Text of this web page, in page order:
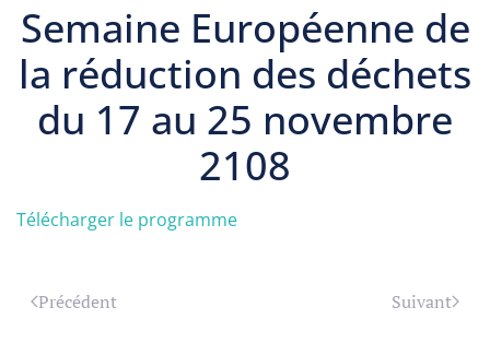
Semaine Européenne de
la réduction des déchets
du 17 au 25 novembre
2108
Télécharger le programme
Précédent Suivant